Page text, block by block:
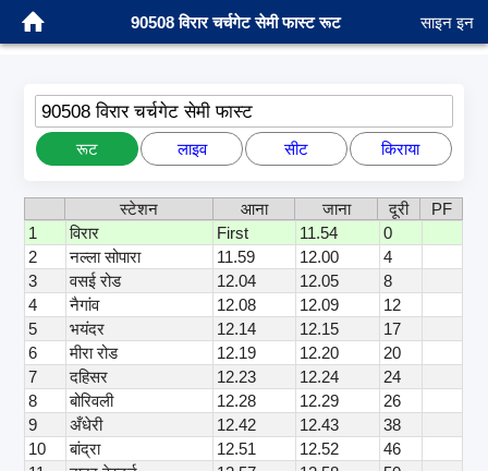
90508 विरार चर्चगेट सेमी फास्ट रूट साइन इन
90508 विरार चर्चगेट सेमी फास्ट
रूट लाइव सीट किराया
स्टेशन आना जाना दूरी
PF
1
विरार First 11.54
0
2
नल्ला सोपारा 11.59 12.00
4
3
वसई रोड 12.04 12.05
8
4
नैगांव 12.08 12.09
12
5
भयंदर 12.14 12.15
17
6
मीरा रोड 12.19 12.20
20
7
दहिसर 12.23 12.24
24
8
बोरिवली 12.28 12.29
26
9
अँधेरी 12.42 12.43
38
10
बांद्रा 12.51 12.52
46